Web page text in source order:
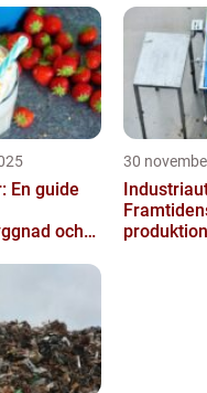
En guide
och
30